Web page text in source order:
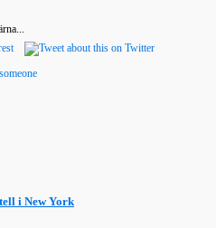
i New York